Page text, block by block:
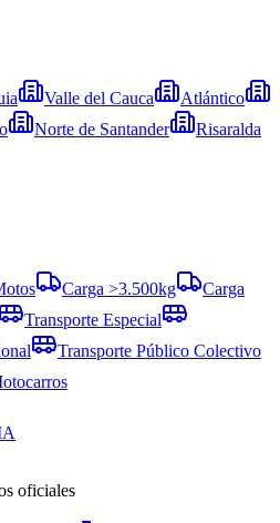
Valle del Cauca
Atlántico
Norte de Santander
Risaralda
Carga >3.500kg
Carga
Transporte Especial
Transporte Público Colectivo
oficiales